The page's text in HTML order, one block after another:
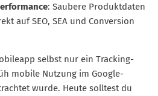
: Saubere Produktdaten
auf SEO, SEA und Conversion
selbst nur ein Tracking-
mobile Nutzung im Google-
wurde. Heute solltest du